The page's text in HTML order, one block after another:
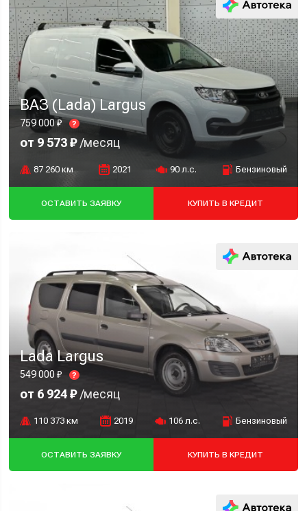
ВАЗ (Lada) Largus
759 000 ₽ ?
от 9 573 ₽/месяц
87 260 км 2021 90 л.с. Бензиновый
ОСТАВИТЬ ЗАЯВКУ КУПИТЬ В КРЕДИТ
Lada Largus
549 000 ₽ ?
от 6 924 ₽/месяц
110 373 км 2019 106 л.с. Бензиновый
ОСТАВИТЬ ЗАЯВКУ КУПИТЬ В КРЕДИТ